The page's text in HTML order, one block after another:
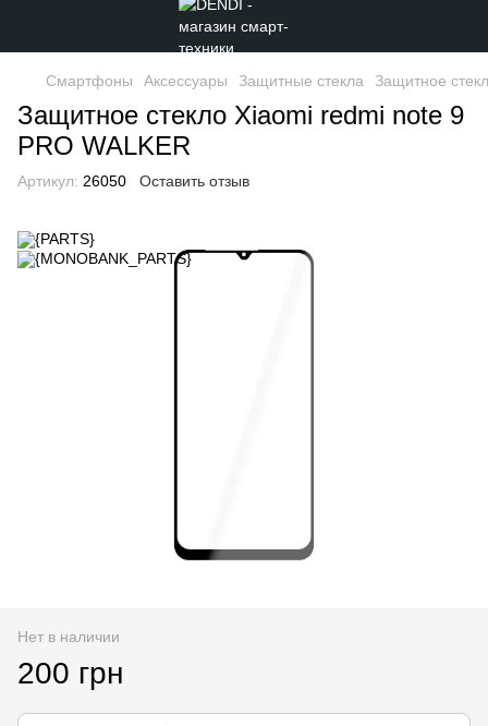
Смартфоны Аксессуары Защитные стекла Защитное
Защитное стекло Xiaomi redmi note 9
PRO WALKER
Артикул: 26050 Оставить отзыв
Нет в наличии
200 грн